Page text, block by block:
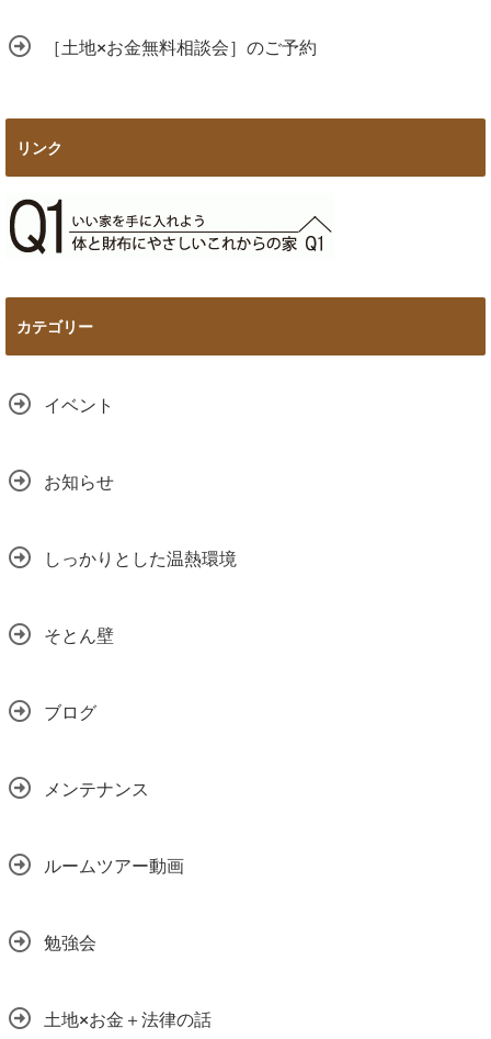
［土地×お金無料相談会］のご予約
リンク
カテゴリー
イベント
お知らせ
しっかりとした温熱環境
そとん壁
ブログ
メンテナンス
ルームツアー動画
勉強会
土地×お金＋法律の話